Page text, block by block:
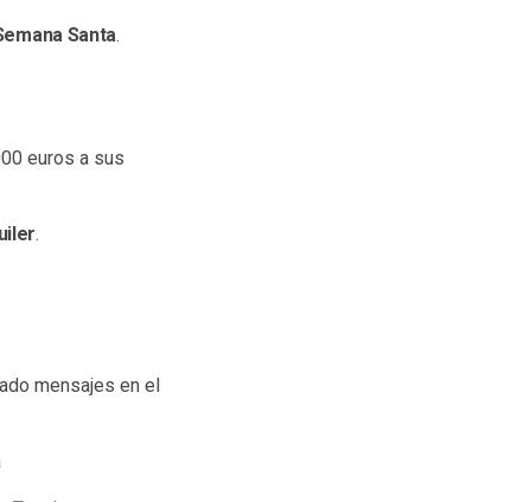
Santa.
euros a sus
.
mensajes en el